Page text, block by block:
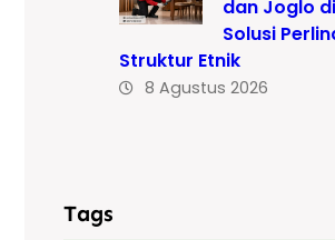
dan Joglo
Solusi
Struktur Etnik
8 Agustus 2026
Tags